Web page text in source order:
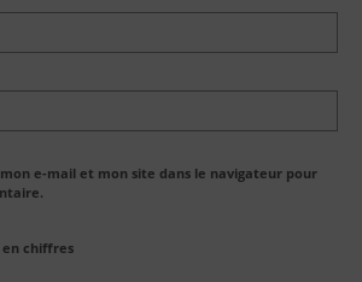
e-mail et mon site dans le navigateur pour
en chiffres